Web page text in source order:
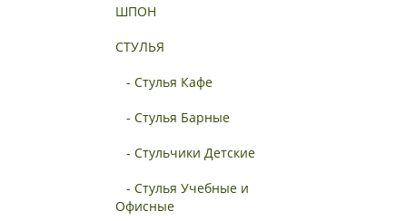
ШПОН
СТУЛЬЯ
- Стулья Кафе
- Стулья Барные
- Стульчики Детские
- Стулья Учебные и
Офисные